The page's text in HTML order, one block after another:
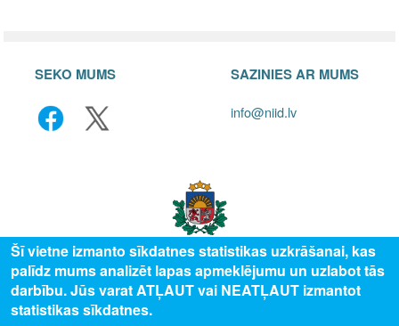
SEKO MUMS SAZINIES AR MUMS
info@niid.lv
© 2025 Valsts izglītības attīstības aģentūra, publicētā satura visas tiesības
Šī vietne izmanto sīkdatnes statistikas uzkrāšanai, kas
palīdz mums analizēt lapas apmeklējumu un uzlabot tās
darbību. Jūs varat ATĻAUT vai NEATĻAUT izmantot
statistikas sīkdatnes.